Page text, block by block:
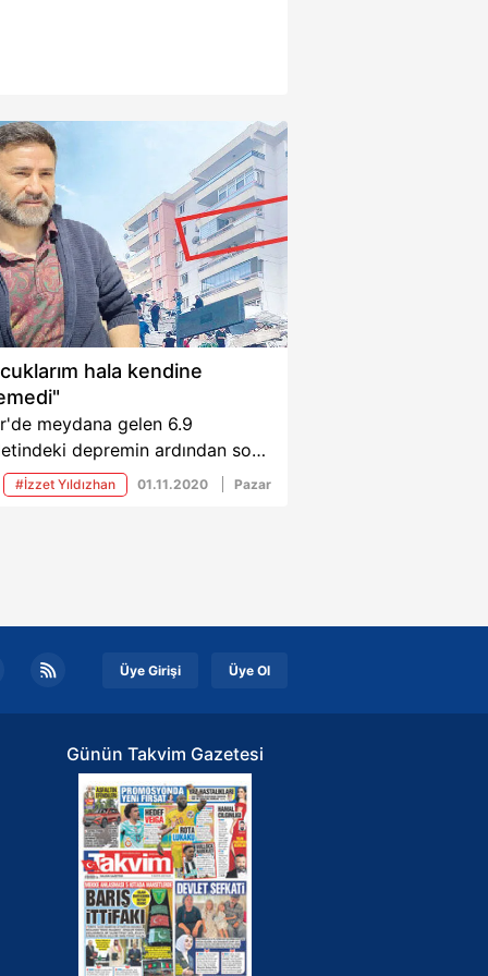
hala kendine
meydana gelen 6.9
depremin ardından son
haberleri gelmeye devam
Depremde, İzmir’in Bayraklı
Seferihisar’da deniz taştı,
andıran korkunç
ortaya çıktı. Ailesiyle
yıl önce İzmir'e yerleşen
meydana gelen 6.9'luk
sonrası ailesinin sağlık
hakkında açıklama yaptı.
#İzzet Yıldızhan 01.11.2020 Pazar
Üye Girişi Üye Ol
Günün Takvim Gazetesi